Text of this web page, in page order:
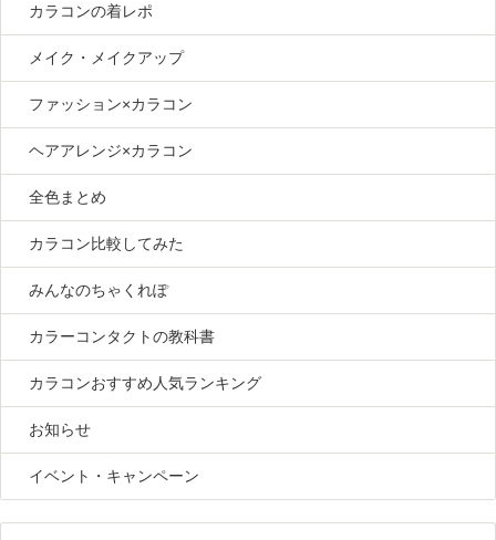
カラコンの着レポ
メイク・メイクアップ
ファッション×カラコン
ヘアアレンジ×カラコン
全色まとめ
カラコン比較してみた
みんなのちゃくれぽ
カラーコンタクトの教科書
カラコンおすすめ人気ランキング
お知らせ
イベント・キャンペーン